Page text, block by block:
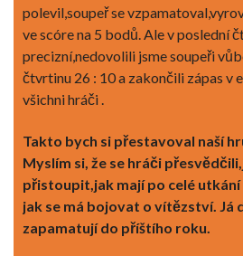
polevil,soupeř se
ve scóre na 5 bodů. Ale v poslední
precizní,nedovolili jsme soupeři
čtvrtinu 26 : 10 a zakončili zápas v
všichni hráči .
Takto bych si přestavoval naší
Myslím si, že se hráči
přistoupit,jak mají po celé
jak se má bojovat o vítězství. Já
zapamatují do příštího roku.